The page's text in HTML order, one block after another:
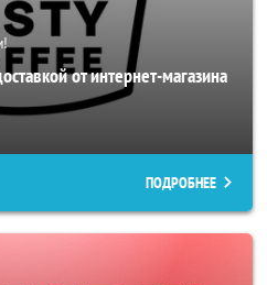
от интернет-магазина
ПОДРОБНЕЕ